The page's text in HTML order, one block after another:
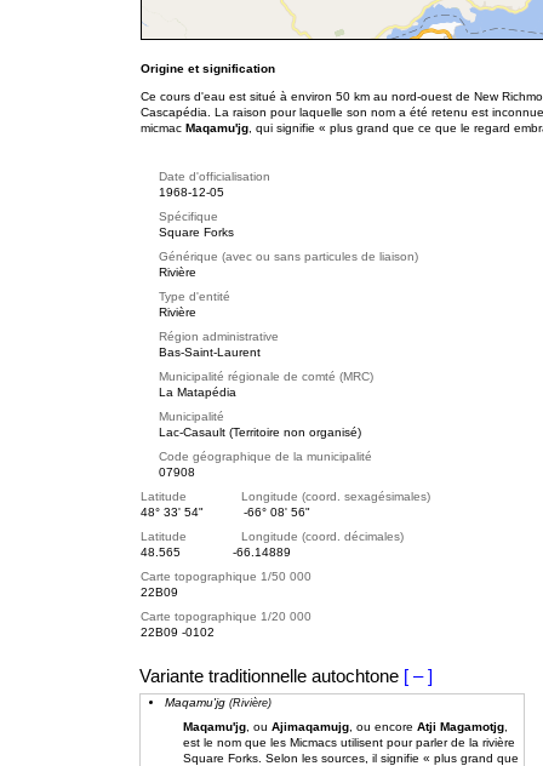
Origine et signification
Ce cours d'eau est situé à environ 50 km au nord-ouest de New
Cascapédia. La raison pour laquelle son nom a été retenu est
micmac Maqamu'jg , qui signifie « plus grand que ce que le regard
Date d'officialisation
1968-12-05
Spécifique
Square Forks
Générique (avec ou sans particules de liaison)
Rivière
Type d'entité
Rivière
Région administrative
Bas-Saint-Laurent
Municipalité régionale de comté (MRC)
La Matapédia
Municipalité
Lac-Casault (Territoire non organisé)
Code géographique de la municipalité
07908
Latitude Longitude (coord. sexagésimales)
48° 33' 54"
-66° 08' 56"
Latitude Longitude (coord. décimales)
48.565
-66.14889
Carte topographique 1/50 000
22B09
Carte topographique 1/20 000
22B09 -0102
Variante traditionnelle autochtone [ – ]
Maqamu'jg (Rivière)
Maqamu'jg , ou Ajimaqamujg , ou encore Atji Magamotjg
est le nom que les Micmacs utilisent pour parler de la rivière
Square Forks. Selon les sources, il signifie « plus grand que